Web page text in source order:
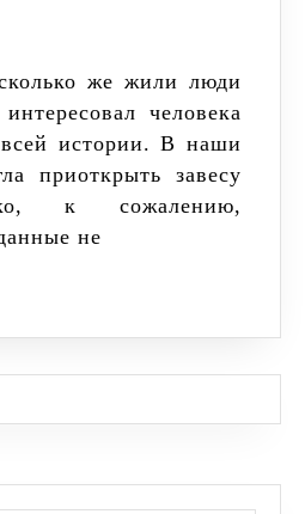
человека
истории. В наши
приоткрыть завесу
к сожалению,
не